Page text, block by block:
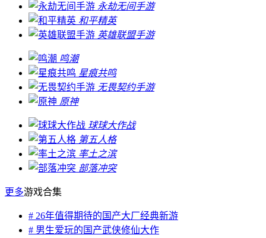
永劫无间手游
和平精英
英雄联盟手游
鸣潮
星痕共鸣
无畏契约手游
原神
球球大作战
第五人格
率土之滨
部落冲突
更多游戏合集
# 26年值得期待的国产大厂经典新游
# 男生爱玩的国产武侠修仙大作